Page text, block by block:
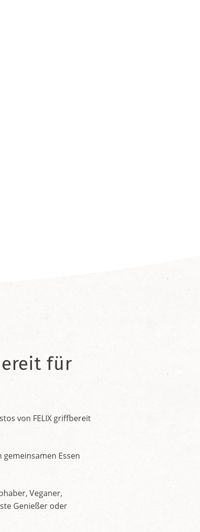
für
von FELIX griffbereit
Essen
Veganer,
Genießer oder